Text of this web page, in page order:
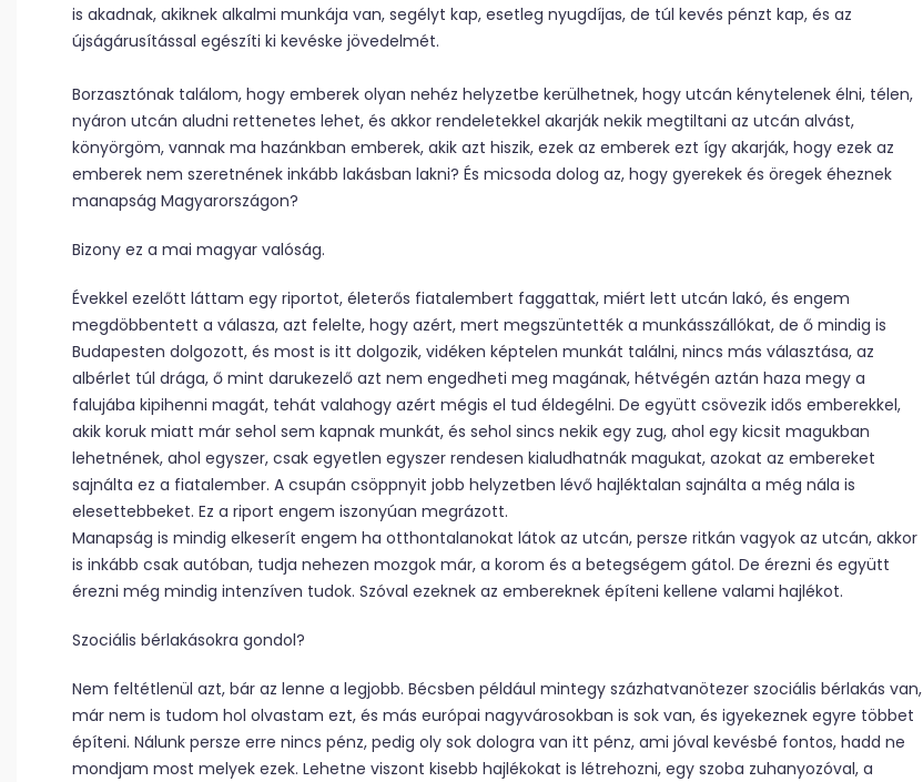
is akadnak, akiknek alkalmi munkája van, segélyt kap, esetleg nyugdíjas, de túl kevés pénzt kap, és az
újságárusítással egészíti ki kevéske jövedelmét.
Borzasztónak találom, hogy emberek olyan nehéz helyzetbe kerülhetnek, hogy utcán kénytelenek élni, télen,
nyáron utcán aludni rettenetes lehet, és akkor rendeletekkel akarják nekik megtiltani az utcán alvást,
könyörgöm, vannak ma hazánkban emberek, akik azt hiszik, ezek az emberek ezt így akarják, hogy ezek az
emberek nem szeretnének inkább lakásban lakni? És micsoda dolog az, hogy gyerekek és öregek éheznek
manapság Magyarországon?
Bizony ez a mai magyar valóság.
Évekkel ezelőtt láttam egy riportot, életerős fiatalembert faggattak, miért lett utcán lakó, és engem
megdöbbentett a válasza, azt felelte, hogy azért, mert megszüntették a munkásszállókat, de ő mindig is
Budapesten dolgozott, és most is itt dolgozik, vidéken képtelen munkát találni, nincs más választása, az
albérlet túl drága, ő mint darukezelő azt nem engedheti meg magának, hétvégén aztán haza megy a
falujába kipihenni magát, tehát valahogy azért mégis el tud éldegélni. De együtt csövezik idős emberekkel,
akik koruk miatt már sehol sem kapnak munkát, és sehol sincs nekik egy zug, ahol egy kicsit magukban
lehetnének, ahol egyszer, csak egyetlen egyszer rendesen kialudhatnák magukat, azokat az embereket
sajnálta ez a fiatalember. A csupán csöppnyit jobb helyzetben lévő hajléktalan sajnálta a még nála is
elesettebbeket. Ez a riport engem iszonyúan megrázott.
Manapság is mindig elkeserít engem ha otthontalanokat látok az utcán, persze ritkán vagyok az utcán, akkor
is inkább csak autóban, tudja nehezen mozgok már, a korom és a betegségem gátol. De érezni és együtt
érezni még mindig intenzíven tudok. Szóval ezeknek az embereknek építeni kellene valami hajlékot.
Szociális bérlakásokra gondol?
Nem feltétlenül azt, bár az lenne a legjobb. Bécsben például mintegy százhatvanötezer szociális bérlakás van,
már nem is tudom hol olvastam ezt, és más európai nagyvárosokban is sok van, és igyekeznek egyre többet
építeni. Nálunk persze erre nincs pénz, pedig oly sok dologra van itt pénz, ami jóval kevésbé fontos, hadd ne
mondjam most melyek ezek. Lehetne viszont kisebb hajlékokat is létrehozni, egy szoba zuhanyozóval, a